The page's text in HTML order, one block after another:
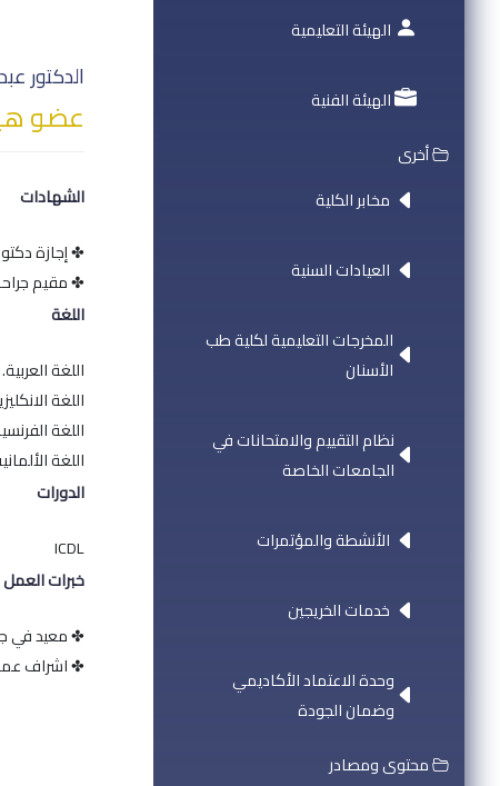
الهيئة التعليمية
الهيئة الفنية
أخرى
مخابر الكلية
العيادات السنية
المخرجات التعليمية لكلية طب
الأسنان
نظام التقييم والامتحانات في
الجامعات الخاصة
الأنشطة والمؤتمرات
خدمات الخريجين
وحدة الاعتماد الأكاديمي
وضمان الجودة
محتوى ومصادر
الدكتور
عضو
الشهادات
✤ إجازة
✤ مقيم
اللغة
اللغة العربية.
اللغة
اللغة
اللغة
الدورات
ICDL
خبرات العمل
✤ معيد في جامعة
✤ اشراف عملي